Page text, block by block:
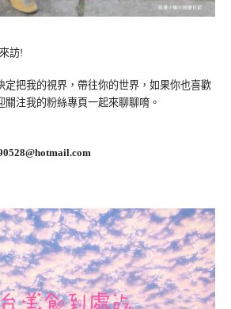
訪!
定把我的視界，帶往你的世界，如果你也喜歡
注我的粉絲專頁一起來聊聊唷。